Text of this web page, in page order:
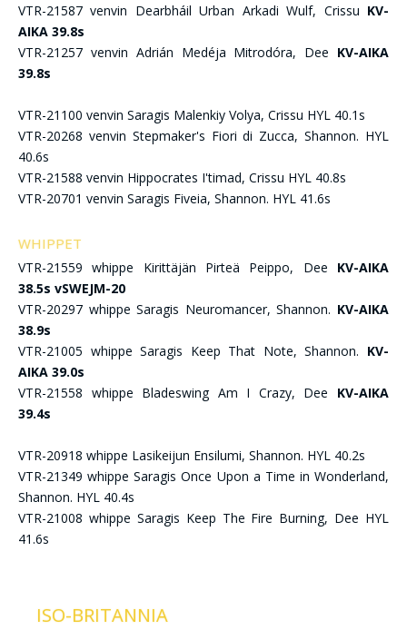
VTR-21587 venvin Dearbháil Urban Arkadi Wulf, Crissu KV-
AIKA 39.8s
VTR-21257 venvin Adrián Medéja Mitrodóra, Dee KV-AIKA
39.8s
VTR-21100 venvin Saragis Malenkiy Volya, Crissu HYL 40.1s
VTR-20268 venvin Stepmaker's Fiori di Zucca, Shannon. HYL
40.6s
VTR-21588 venvin Hippocrates I'timad, Crissu HYL 40.8s
VTR-20701 venvin Saragis Fiveia, Shannon. HYL 41.6s
WHIPPET
VTR-21559 whippe Kirittäjän Pirteä Peippo, Dee KV-AIKA
38.5s vSWEJM-20
VTR-20297 whippe Saragis Neuromancer, Shannon. KV-AIKA
38.9s
VTR-21005 whippe Saragis Keep That Note, Shannon. KV-
AIKA 39.0s
VTR-21558 whippe Bladeswing Am I Crazy, Dee KV-AIKA
39.4s
VTR-20918 whippe Lasikeijun Ensilumi, Shannon. HYL 40.2s
VTR-21349 whippe Saragis Once Upon a Time in Wonderland,
Shannon. HYL 40.4s
VTR-21008 whippe Saragis Keep The Fire Burning, Dee HYL
41.6s
ISO-BRITANNIA